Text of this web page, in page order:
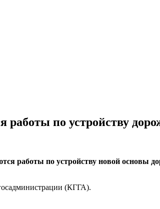
работы по устройству
работы по устройству новой основы
(КГГА).